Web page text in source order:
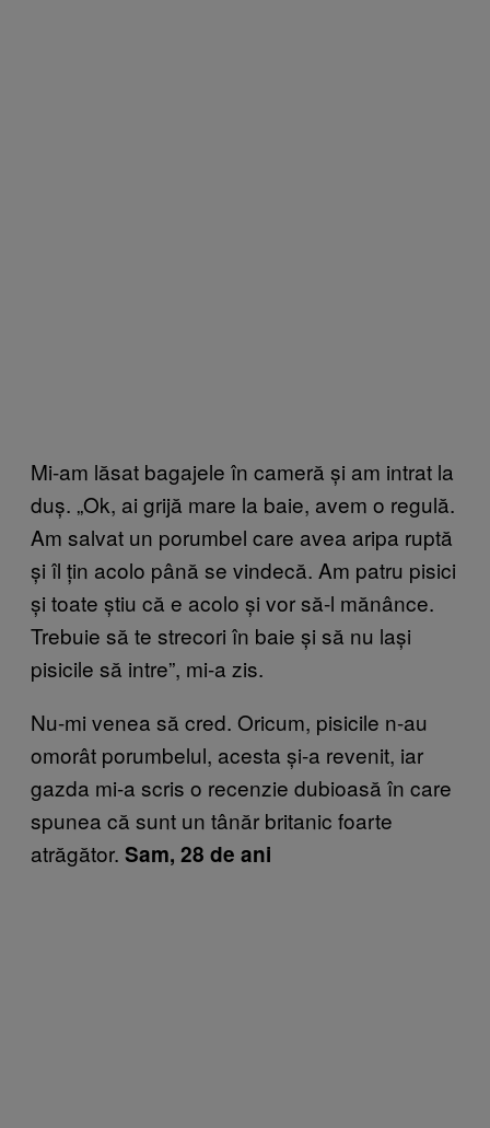
Mi-am lăsat bagajele în cameră și am intrat la
duș. „Ok, ai grijă mare la baie, avem o regulă.
Am salvat un porumbel care avea aripa ruptă
și îl țin acolo până se vindecă. Am patru pisici
și toate știu că e acolo și vor să-l mănânce.
Trebuie să te strecori în baie și să nu lași
pisicile să intre”, mi-a zis.
Nu-mi venea să cred. Oricum, pisicile n-au
omorât porumbelul, acesta și-a revenit, iar
gazda mi-a scris o recenzie dubioasă în care
spunea că sunt un tânăr britanic foarte
atrăgător. Sam, 28 de ani